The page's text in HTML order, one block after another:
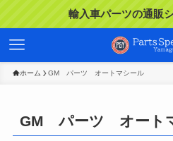
輸入車パーツの通販
ホーム GM パーツ オートマシール
GM パーツ オート